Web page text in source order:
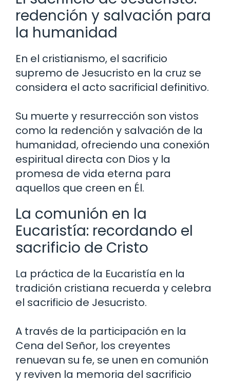
redención y salvación para
la humanidad
En el cristianismo, el sacrificio
supremo de Jesucristo en la cruz se
considera el acto sacrificial definitivo.
Su muerte y resurrección son vistos
como la redención y salvación de la
humanidad, ofreciendo una conexión
espiritual directa con Dios y la
promesa de vida eterna para
aquellos que creen en Él.
La comunión en la
Eucaristía: recordando el
sacrificio de Cristo
La práctica de la Eucaristía en la
tradición cristiana recuerda y celebra
el sacrificio de Jesucristo.
A través de la participación en la
Cena del Señor, los creyentes
renuevan su fe, se unen en comunión
y reviven la memoria del sacrificio